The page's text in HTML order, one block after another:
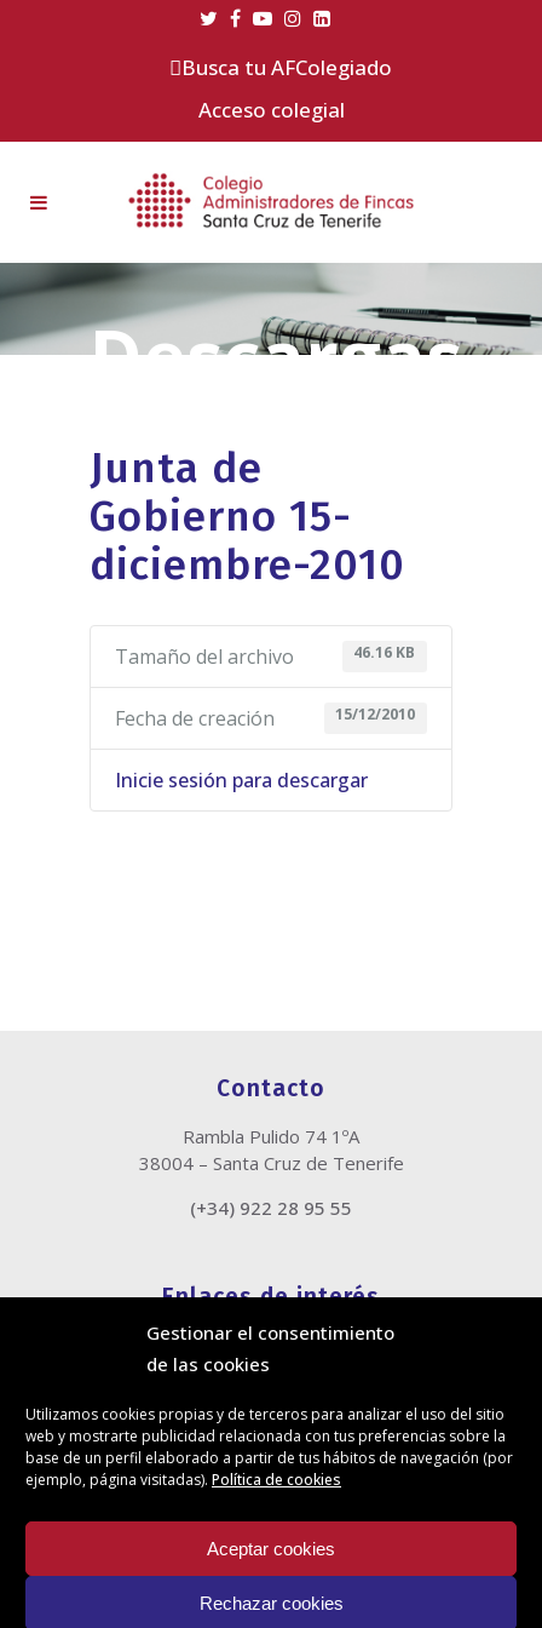
Gestionar el consentimiento
de las cookies
Utilizamos cookies propias y de terceros para analizar el uso del sitio
web y mostrarte publicidad relacionada con tus preferencias sobre la
base de un perfil elaborado a partir de tus hábitos de navegación (por
ejemplo, página visitadas). Política de cookies
Aceptar cookies
Rechazar cookies
Busca tu AFColegiado
Acceso colegial
Junta de
Gobierno 15-
diciembre-2010
Tamaño del archivo 46.16 KB
Fecha de creación 15/12/2010
Inicie sesión para descargar
Contacto
Rambla Pulido 74 1ºA
38004 – Santa Cruz de Tenerife
(+34) 922 28 95 55
Enlaces de interés
Política de cookies
Política de privacidad
Canal de denuncias
Protección de privacidad en redes sociales
Síguenos